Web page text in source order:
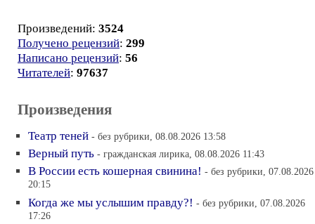
Произведений: 3524
Получено рецензий: 299
Написано рецензий: 56
Читателей: 97637
Произведения
Театр теней - без рубрики, 08.08.2026 13:58
Верный путь - гражданская лирика, 08.08.2026 11:43
В России есть кошерная свинина! - без рубрики, 07.08.2026
20:15
Когда же мы услышим правду?! - без рубрики, 07.08.2026
17:26